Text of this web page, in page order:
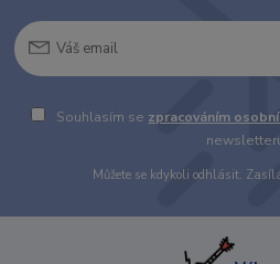
Souhlasím se zpracováním
Můžete se kdykoli odhlásit.